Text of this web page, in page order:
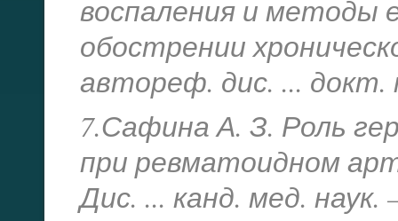
воспаления и методы
обострении
автореф. дис. ... докт.
7.Сафина А. З. Роль
при ревматоидном
Дис. ... канд. мед. наук.